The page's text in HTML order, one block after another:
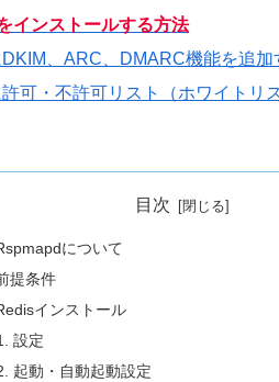
インストールする方法
DKIM、ARC、DMARC機能を追加
可・不許可リスト（ホワイト
目次
について
提条件
インストール
設定
起動・自動起動設定